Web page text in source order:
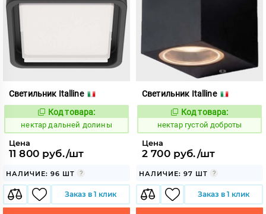
Светильник Italline
Код:
1128021
Код товара:
нектар дальней долины
Цена
11 800 руб./шт
НАЛИЧИЕ: 96 ШТ
Заказ в 1 клик
Светильник Italline
Код:
1127997
Код товара:
нектар густой доброты
Цена
2 700 руб./шт
НАЛИЧИЕ: 97 ШТ
Заказ в 1 клик